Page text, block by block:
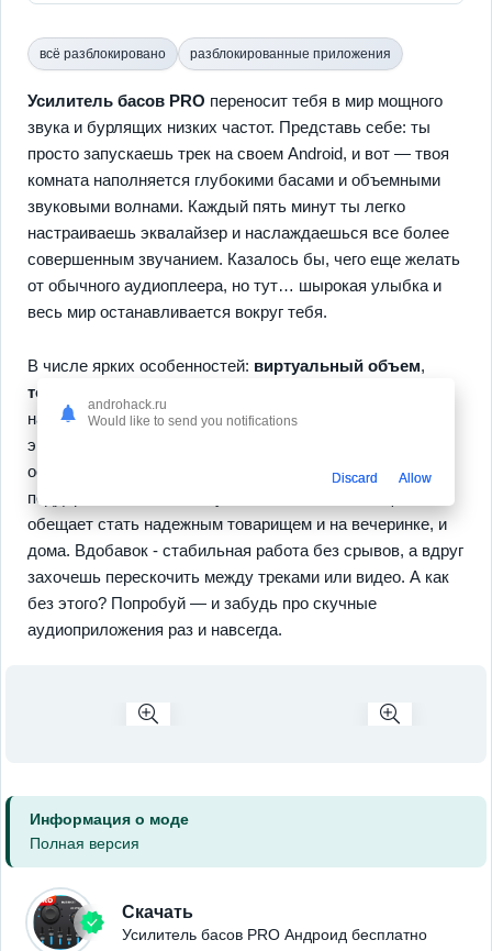
всё разблокировано разблокированные приложения
Усилитель басов PRO переносит тебя в мир мощного
звука и бурлящих низких частот. Представь себе: ты
просто запускаешь трек на своем Android, и вот — твоя
комната наполняется глубокими басами и объемными
звуковыми волнами. Каждый пять минут ты легко
настраиваешь эквалайзер и наслаждаешься все более
совершенным звучанием. Казалось бы, чего еще желать
от обычного аудиоплеера, но тут… шырокая улыбка и
весь мир останавливается вокруг тебя.
В числе ярких особенностей: виртуальный объем,
точная настройка
наконец-то!). Возможность играть с усилителем басов и
эквалайзером — это как марафон удовольствия,
основанный на твоем музыкальном вкусе. Программа
поддерживает любые наушники и колонки, а еще
обещает стать надежным товарищем и на вечеринке, и
дома. Вдобавок - стабильная работа без срывов, а вдруг
захочешь перескочить между треками или видео. А как
без этого? Попробуй — и забудь про скучные
аудиоприложения раз и навсегда.
Информация о моде
Полная версия
Скачать
Усилитель басов PRO Андроид бесплатно
androhack.ru
Would like to send you notifications
Discard Allow